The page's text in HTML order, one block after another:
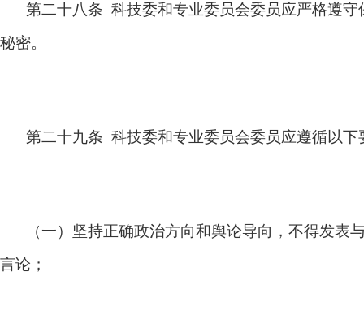
第二十八条 科技委和专业委员会委员应严格遵
秘密。
第二十九条 科技委和专业委员会委员应遵循以下
（一）坚持正确政治方向和舆论导向，不得发
言论；